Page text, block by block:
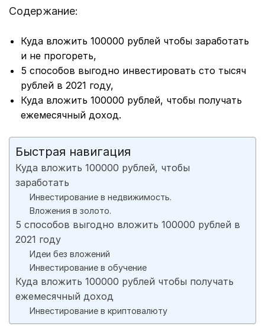
Содержание:
Куда вложить 100000 рублей чтобы заработать
и не прогореть,
5 способов выгодно инвестировать сто тысяч
рублей в 2021 году,
Куда вложить 100000 рублей, чтобы получать
ежемесячный доход.
Быстрая навигация
Куда вложить 100000 рублей, чтобы
заработать
Инвестирование в недвижимость.
Вложения в золото.
5 способов выгодно вложить 100000 рублей в
2021 году
Идеи без вложений
Инвестирование в обучение
Куда вложить 100000 рублей чтобы получать
ежемесячный доход
Инвестирование в криптовалюту